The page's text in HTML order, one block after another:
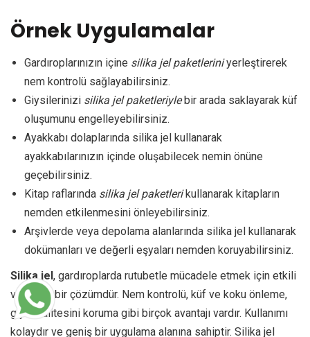
Örnek Uygulamalar
Gardıroplarınızın içine silika jel paketleriniyerleştirerek
nem kontrolü sağlayabilirsiniz.
Giysilerinizi silika jel paketleriylebir arada saklayarak küf
oluşumunu engelleyebilirsiniz.
Ayakkabı dolaplarında silika jel kullanarak
ayakkabılarınızın içinde oluşabilecek nemin önüne
geçebilirsiniz.
Kitap raflarında silika jel paketlerikullanarak kitapların
nemden etkilenmesini önleyebilirsiniz.
Arşivlerde veya depolama alanlarında silika jel kullanarak
dokümanları ve değerli eşyaları nemden koruyabilirsiniz.
Silika jel, gardıroplarda rutubetle mücadele etmek için etkili
ve pratik bir çözümdür. Nem kontrolü, küf ve koku önleme,
giysi kalitesini koruma gibi birçok avantajı vardır. Kullanımı
kolaydır ve geniş bir uygulama alanına sahiptir. Silika jel